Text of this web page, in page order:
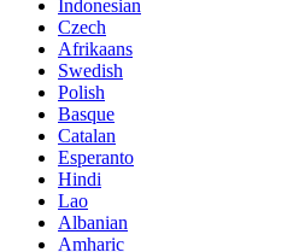
Indonesian
Czech
Afrikaans
Swedish
Polish
Basque
Catalan
Esperanto
Hindi
Lao
Albanian
Amharic